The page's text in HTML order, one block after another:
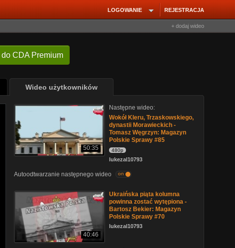
REJESTRACJA
LOGOWANIE
+ dodaj wideo
do CDA Premium
Wideo użytkowników
50:35
Następne wideo:
Wokół Kleru, Trzaskowskiego,
dynastii Morawieckich -
Tomasz Węgrzyn: Magazyn
Polskie Sprawy #85
480p
lukezal10793
Autoodtwarzanie następnego wideo on
40:46
Ukraińska piąta kolumna
powinna zostać wytępiona -
Bartosz Bekier: Magazyn
Polskie Sprawy #70
lukezal10793